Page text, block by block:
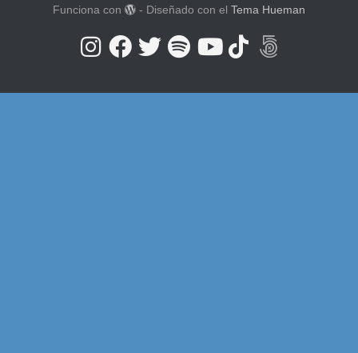
Funciona con - Diseñado con el Tema Hueman